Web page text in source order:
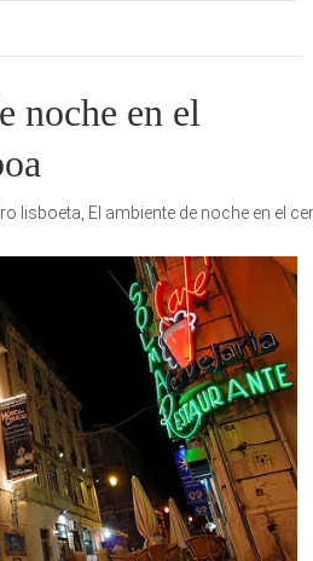
noche en el
lisboeta El ambiente de noche en el